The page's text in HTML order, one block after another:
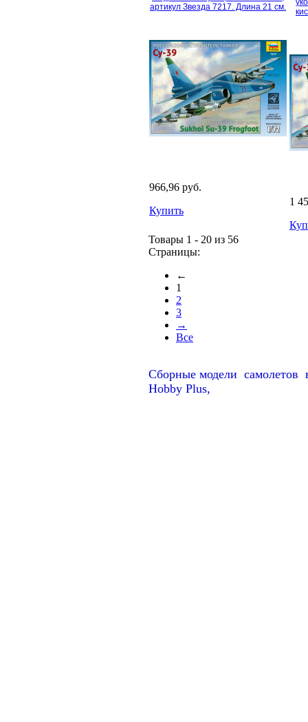
артикул Звезда 7217. Длина 21 см.
966,96 руб.
Купить
1
Товары 1 - 20 из 56
Страницы:
←
1
2
3
→
Все
Сборные модели
Hobby Plus,